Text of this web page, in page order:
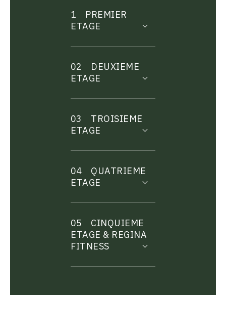
1
PREMIER
ETAGE
02
DEUXIEME
ETAGE
03
TROISIEME
ETAGE
04
QUATRIEME
ETAGE
05
CINQUIEME
ETAGE & REGINA
FITNESS